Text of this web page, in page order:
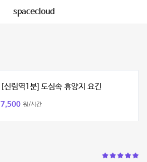
spacecloud
[신림역1분] 도심속 휴양지 요긴
7,500 원/시간